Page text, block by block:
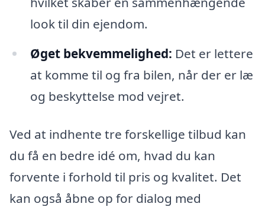
look til din ejendom.
Øget bekvemmelighed: Det er lettere
at komme til og fra bilen, når der er læ
og beskyttelse mod vejret.
Ved at indhente tre forskellige tilbud kan
du få en bedre idé om, hvad du kan
forvente i forhold til pris og kvalitet. Det
kan også åbne op for dialog med